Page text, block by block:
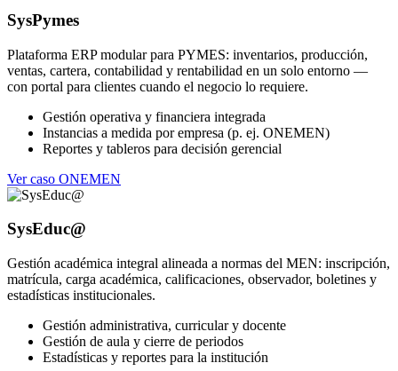
SysPymes
Plataforma ERP modular para PYMES: inventarios, producción,
ventas, cartera, contabilidad y rentabilidad en un solo entorno —
con portal para clientes cuando el negocio lo requiere.
Gestión operativa y financiera integrada
Instancias a medida por empresa (p. ej. ONEMEN)
Reportes y tableros para decisión gerencial
Ver caso ONEMEN
SysEduc@
Gestión académica integral alineada a normas del MEN: inscripción,
matrícula, carga académica, calificaciones, observador, boletines y
estadísticas institucionales.
Gestión administrativa, curricular y docente
Gestión de aula y cierre de periodos
Estadísticas y reportes para la institución